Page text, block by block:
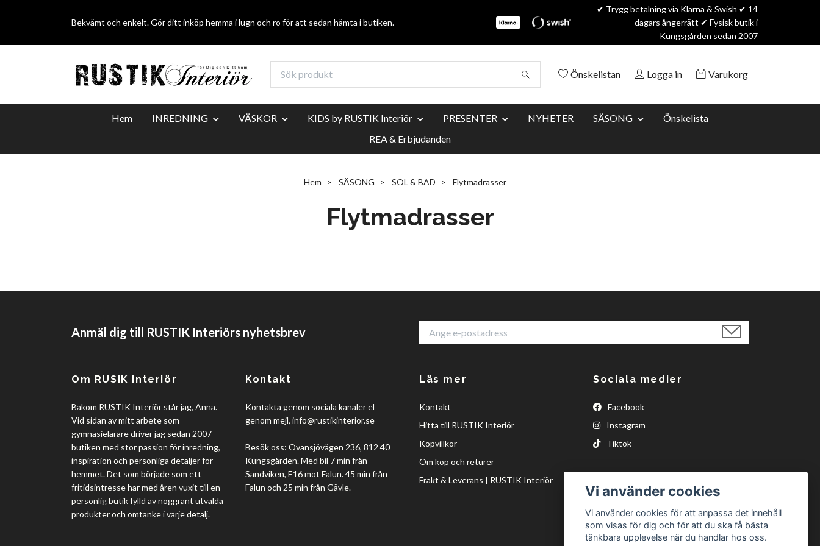
Bekvämt och enkelt. Gör ditt inköp hemma i lugn och ro för att sedan hämta i butiken.
✔ Trygg betalning via Klarna & Swish ✔ 14
dagars ångerrätt ✔ Fysisk butik i
Kungsgården sedan 2007
Önskelistan Logga in Varukorg
Hem INREDNING VÄSKOR KIDS by RUSTIK Interiör PRESENTER NYHETER SÄSONG
Önskelista
REA & Erbjudanden
Hem SÄSONG SOL & BAD Flytmadrasser
Flytmadrasser
Anmäl dig till RUSTIK Interiörs nyhetsbrev
Om RUSIK Interiör
Bakom RUSTIK Interiör står jag, Anna.
Vid sidan av mitt arbete som
gymnasielärare driver jag sedan 2007
butiken med stor passion för inredning,
inspiration och personliga detaljer för
hemmet. Det som började som ett
fritidsintresse har med åren vuxit till en
personlig butik fylld av noggrant utvalda
produkter och omtanke i varje detalj.
Kontakt
Kontakta genom sociala kanaler el
genom mejl, info@rustikinterior.se
Besök oss: Ovansjövägen 236, 812 40
Kungsgården. Med bil 7 min från
Sandviken, E16 mot Falun. 45 min från
Falun och 25 min från Gävle.
Läs mer
Kontakt
Hitta till RUSTIK Interiör
Köpvillkor
Om köp och returer
Frakt & Leverans | RUSTIK Interiör
Sociala medier
Facebook
Instagram
Tiktok
Vi använder cookies
Vi använder cookies för att anpassa det innehåll
som visas för dig och för att du ska få bästa
tänkbara upplevelse när du handlar hos oss.